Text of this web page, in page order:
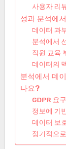
사용자 리
성과 분석에
데이터 과
분석에서
직원 교육
데이터의
분석에서 데
나요?
GDPR 요
정보에 기
데이터 보
정기적으